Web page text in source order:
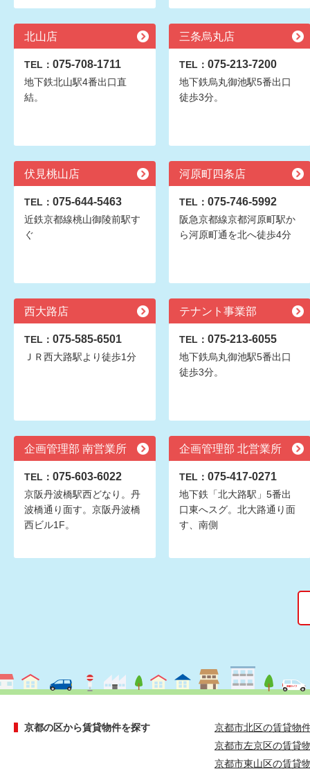
北山店
TEL： 075-708-1711
地下鉄北山駅4番出口直
結。
三条烏丸店
TEL： 075-213-7200
地下鉄烏丸御池駅5番出口
徒歩3分。
伏見桃山店
TEL： 075-644-5463
近鉄京都線桃山御陵前駅す
ぐ
河原町四条店
TEL： 075-746-5992
阪急京都線京都河原町駅か
ら河原町通を北へ徒歩4分
西大路店
TEL： 075-585-6501
ＪＲ西大路駅より徒歩1分
テナント事業部
TEL： 075-213-6055
地下鉄烏丸御池駅5番出口
徒歩3分。
企画管理部 南営業所
TEL： 075-603-6022
京阪丹波橋駅西どなり。丹
波橋通り面す。京阪丹波橋
西ビル1F。
企画管理部 北営業所
TEL： 075-417-0271
地下鉄「北大路駅」5番出
口東へスグ。北大路通り面
す、南側
京都の区から賃貸物件を探す
京都市北区の賃貸物
京都市左京区の賃貸
京都市東山区の賃貸